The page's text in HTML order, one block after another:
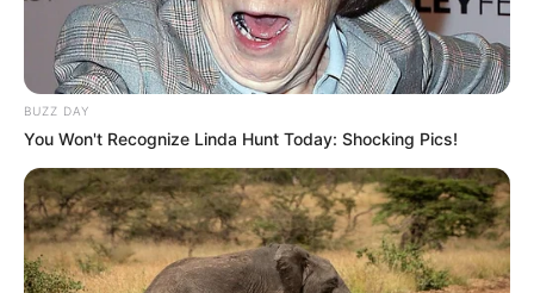
BUZZ DAY
You Won't Recognize Linda Hunt Today: Shocking Pics!